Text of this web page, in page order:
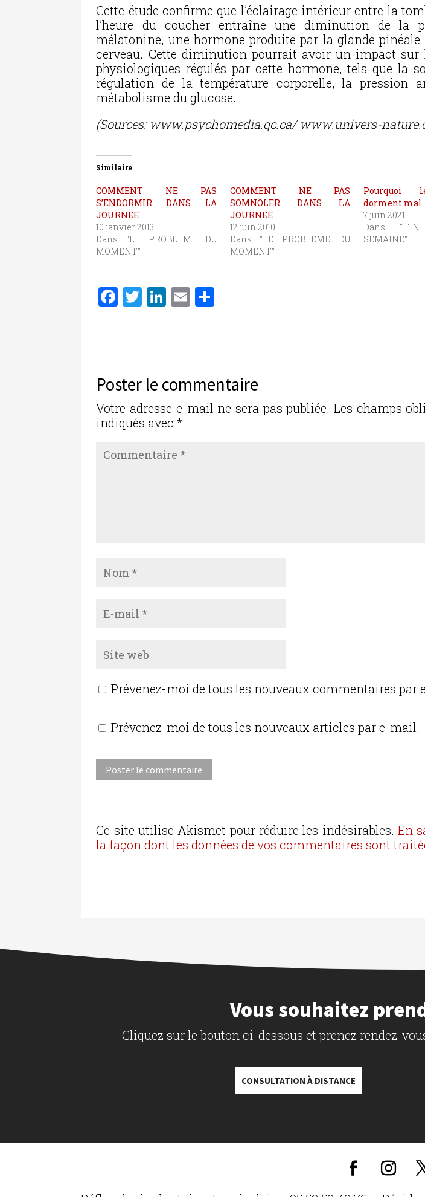
Cette étude confirme que l’éclairage intérieur entre la
l’heure du coucher entraîne une diminution de la
mélatonine, une hormone produite par la glande pinéale
cerveau. Cette diminution pourrait avoir un impact sur
physiologiques régulés par cette hormone, tels que la
régulation de la température corporelle, la pression
métabolisme du glucose.
(Sources: www.psychomedia.qc.ca/ www.univers-
Similaire
COMMENT NE PAS
S’ENDORMIR DANS LA
JOURNEE
10 janvier 2013
Dans "LE PROBLEME DU
MOMENT"
COMMENT NE PAS
SOMNOLER DANS LA
JOURNEE
12 juin 2010
Dans "LE PROBLEME DU
MOMENT"
Pourquoi
dorment mal
7 juin 2021
Dans
SEMAINE"
F
b
o
o
k
T
r
Li
n
E
er
Poster le commentaire
Votre adresse e-mail ne sera pas publiée. Les champs
indiqués avec*
Prévenez-moi de tous les nouveaux commentaires par
Prévenez-moi de tous les nouveaux articles par e-mail.
Ce site utilise Akismet pour réduire les indésirables. En
la façon dont les données de vos commentaires sont
Vous souhaitez
Cliquez sur le bouton ci-dessous et prenez rendez-
CONSULTATION À DISTANCE